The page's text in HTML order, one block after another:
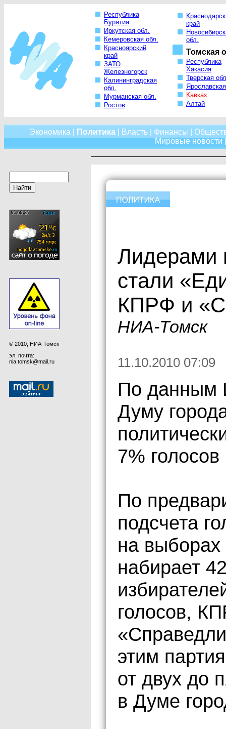
Республика
Бурятия
Иркутская обл.
Кемеровская обл.
Красноярский
край
ЗАТО
Железногорск
Калининградская
обл.
Мурманская обл.
Ростов
край
обл.
Томская
Республика
Хакасия
Тверская
Кавказ
Алтай
Экономика Политика| Власть| Финансы
Мировые новости
© 2010, НИА-Томск
эл. почта:
nia.tomsk@mail.ru
Лидерами
стали
КПРФ и
НИА-Томск
11.10.2010 07:09
По данным
Думу
7%
По
подсчета
на выборах
набирает
голосов,
этим
от двух до
в Думе